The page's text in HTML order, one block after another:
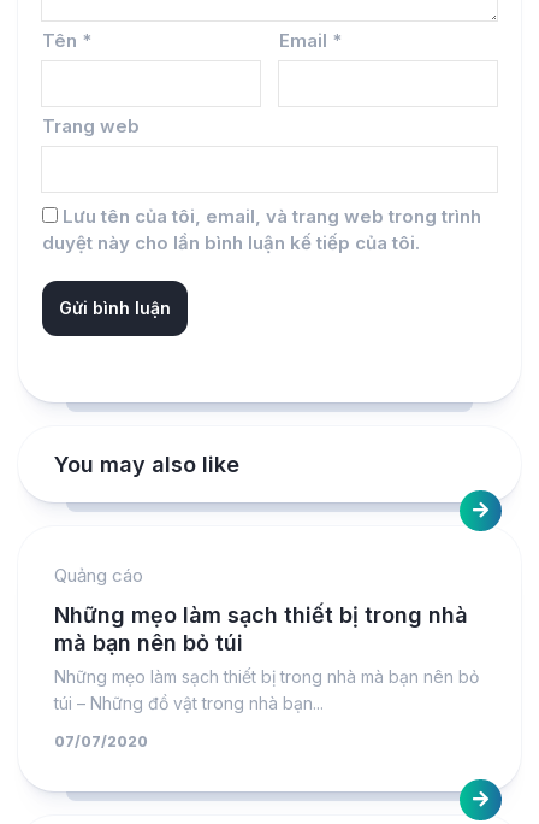
Tên * Email *
Trang web
Lưu tên của tôi, email, và trang web trong trình
duyệt này cho lần bình luận kế tiếp của tôi.
You may also like
Quảng cáo
Những mẹo làm sạch thiết bị trong nhà
mà bạn nên bỏ túi
Những mẹo làm sạch thiết bị trong nhà mà bạn nên bỏ
túi – Những đồ vật trong nhà bạn...
07/07/2020